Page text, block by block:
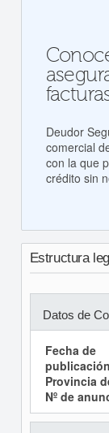
Deudor
comercial
con la que
crédito sin
Estructura
Datos de
Fecha de
Provincia
Nº de